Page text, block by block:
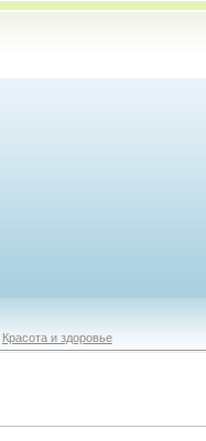
Красота и здоровье